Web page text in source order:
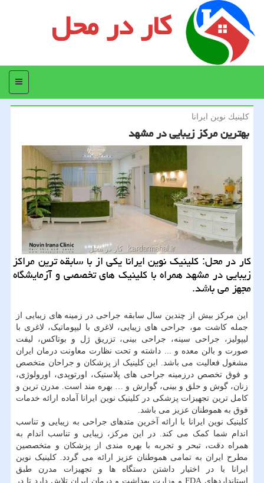
کار در محل
منو
كلینیك نوین ایرانا
بهترین مركز زیبایی در مشهد
كار در محل: كلینیك نوین ایرانا یكی از با سابقه ترین مراكز
زیبایی در مشهد همراه با كلینیك های تخصصی و آزمایشگاه
مجهز می باشد.
این مرکز بیش از چندین سال سابقه جراحی در زمینه های زیبایی از
جمله کاشت مو، جراحی های زیبایی، لاغری با لیپوماتیک، لاغری با
لیپولیز، جراحی سینه، جراحی بینی، تزریق ژل و بوتاکس، لیفت
صورت و بالن معده و ... داشته و تحت نظارت معاونت درمان ایران
مشغول فعالیت می باشد. این کلینیک از پزشکان و جراحان متخصص
و فوق تخصص درزمينه جراحی های پلاستیک، اورتوپدی، اورولوژی،
زنان، گوش و حلق و بینی، گوارش و … بهره مند است. مدرن ترین و
کامل ترین تجهیزات پزشکی در کلینیک نوین ایرانا آماده ارائه خدمات
فوق به هموطنان عزیز می باشد.
کلینیک نوین ایرانا با ارائه آخرین متدهای جراحی به زیبایی و تناسب
اندام شما کمک می کند. در این مرکز، زیبایی و تناسب اندام به
همراه دقت، تبحر و تجربه با بهره مندی از پزشکان و متخصصین
مطرح ایران به تمامی هموطنان عزیز ارائه می گردد. کلینیک نوین
ایرانا با در اختیار داشتن دستگاه ها و تجهیزات مدرن طبق
استانداردهای FDA و وزارت بهداشت و درمان ایران تلاش دارد تا در